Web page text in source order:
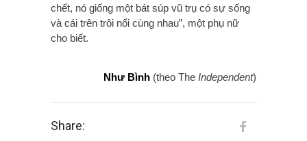
chết, nó giống một bát súp vũ trụ có sự sống
và cái trên trôi nổi cùng nhau”, một phụ nữ
cho biết.
Như Bình (theo The Independent)
Share: